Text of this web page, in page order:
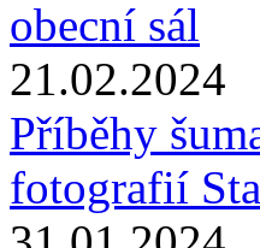
obecní sál
21.02.2024
Příběhy
fotografií